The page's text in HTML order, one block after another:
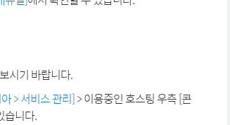
시기 바랍니다.
> 서비스 관리]> 이용중인 호스팅 우측 [콘
습니다.